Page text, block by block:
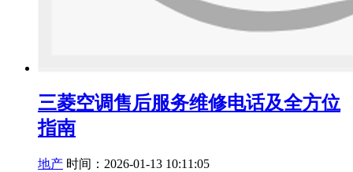
三菱空调售后服务维修电话及全方位
指南
地产 时间：2026-01-13 10:11:05